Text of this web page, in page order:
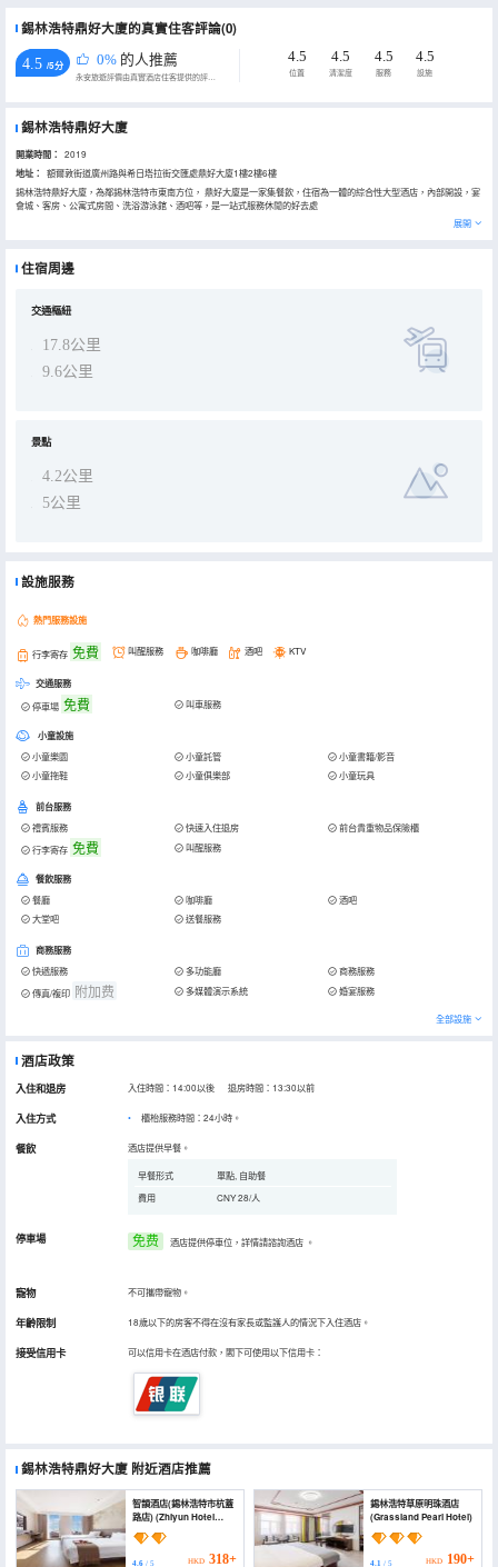
錫林浩特鼎好大廈的真實住客評論(0)
4.5 /5分 0% 的人推薦
永安旅遊評價由真實酒店住客提供的評價。
4.5
位置
4.5
清潔度
4.5
服務
4.5
設施
錫林浩特鼎好大廈
開業時間： 2019
地址：
額爾敦街道廣州路與希日塔拉街交匯處鼎好大廈1樓2樓6樓
錫林浩特鼎好大廈，為鄰錫林浩特市東南方位， 鼎好大廈是一家集餐飲，住宿為一體的綜合性大型酒店，內部開設，宴
會城、客房、公寓式房間、洗浴游泳館、酒吧等，是一站式服務休閒的好去處
展開
住宿周邊
交通樞紐
17.8公里
9.6公里
景點
4.2公里
5公里
設施服務
熱門服務設施
行李寄存 免費 叫醒服務 咖啡廳 酒吧 KTV
交通服務
停車場 免費 叫車服務
小童設施
小童樂園 小童託管
小童書籍/影音
小童拖鞋
小童俱樂部 小童玩具
前台服務
禮賓服務 快速入住退房
前台貴重物品保險櫃
行李寄存 免費 叫醒服務
餐飲服務
餐廳 咖啡廳
酒吧
大堂吧
送餐服務
商務服務
快遞服務 多功能廳
商務服務
傳真/複印 附加费 多媒體演示系統 婚宴服務
全部設施
酒店政策
入住和退房 入住時間：14:00以後 退房時間：13:30以前
入住方式 櫃枱服務時間：24小時。
餐飲 酒店提供早餐。
早餐形式
單點, 自助餐
費用
CNY 28/人
停車場 免费 酒店提供停車位，詳情請諮詢酒店 。
寵物 不可攜帶寵物。
年齡限制 18歲以下的房客不得在沒有家長或監護人的情況下入住酒店。
接受信用卡 可以信用卡在酒店付款，閣下可使用以下信用卡：
錫林浩特鼎好大廈 附近酒店推薦
智韻酒店(錫林浩特市杭蓋
路店) (Zhiyun Hotel
(Xilinhot City Hangai
Road))
4.6 / 5 HKD 318+
錫林浩特草原明珠酒店
(Grassland Pearl Hotel)
4.1/ 5 HKD 190+